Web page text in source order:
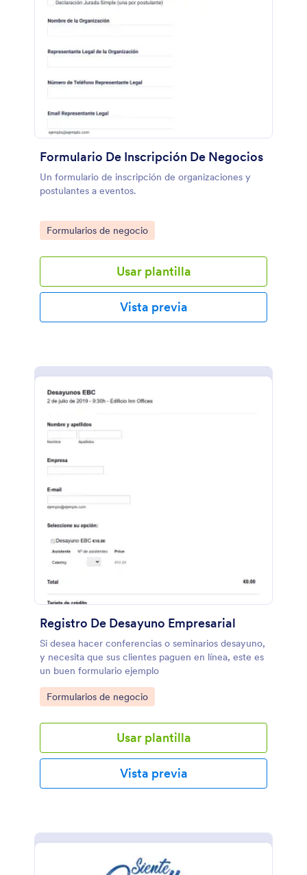
Formulario De Inscripción De Negocios
Un formulario de inscripción de organizaciones y
postulantes a eventos.
Go to Category:
Formularios de negocio
Usar plantilla
Vista previa
Registro De Desayuno Empresarial
Si desea hacer conferencias o seminarios desayuno,
y necesita que sus clientes paguen en línea, este es
un buen formulario ejemplo
Go to Category:
Formularios de negocio
Usar plantilla
Vista previa